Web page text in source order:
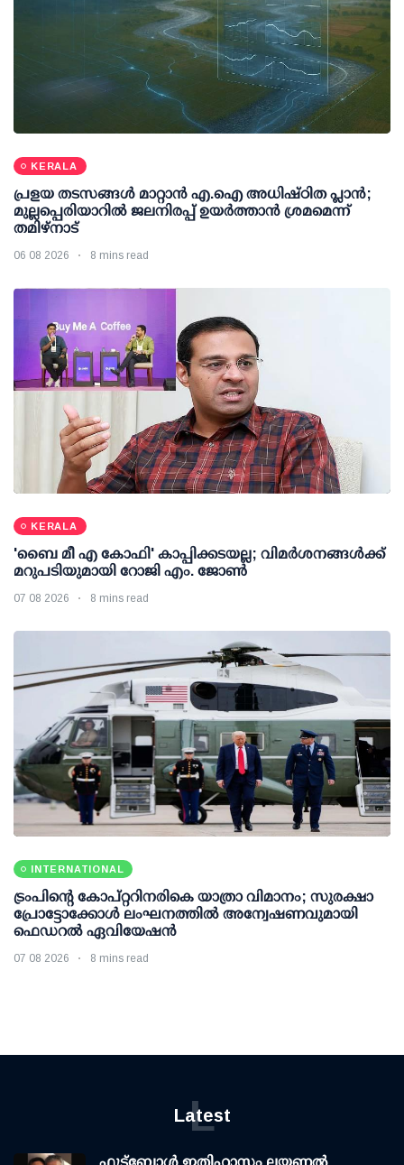
KERALA
പ്രളയ തടസങ്ങള്‍ മാറ്റാന്‍ എ.ഐ അധിഷ്ഠിത പ്ലാന്‍;
മുല്ലപ്പെരിയാറില്‍ ജലനിരപ്പ് ഉയര്‍ത്താന്‍ ശ്രമമെന്ന്
തമിഴ്നാട്
06 08 2026 8 mins read
KERALA
'ബൈ മീ എ കോഫി' കാപ്പിക്കടയല്ല; വിമര്‍ശനങ്ങള്‍ക്ക്
മറുപടിയുമായി റോജി എം. ജോണ്‍
07 08 2026 8 mins read
INTERNATIONAL
ട്രംപിന്റെ കോപ്റ്ററിനരികെ യാത്രാ വിമാനം; സുരക്ഷാ
പ്രോട്ടോക്കോള്‍ ലംഘനത്തില്‍ അന്വേഷണവുമായി
ഫെഡറല്‍ ഏവിയേഷന്‍
07 08 2026 8 mins read
Latest
L
ഫുട്ബോൾ ഇതിഹാസം ലയണൽ